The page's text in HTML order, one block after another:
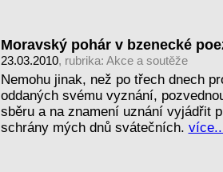
Moravský pohár v bzenecké
23.03.2010, rubrika: Akce a soutěže
Nemohu jinak, než po třech dnech
oddaných svému vyznání,
sběru a na znamení uznání vyjádřit
schrány mých dnů svátečních.